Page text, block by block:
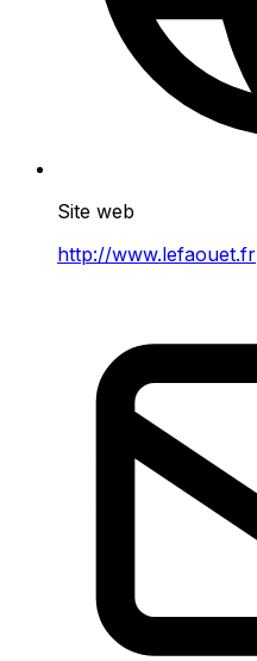
Site web
http://www.lefaouet.fr